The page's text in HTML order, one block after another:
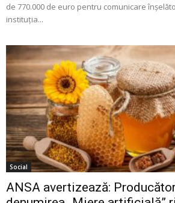
de 770.000 de euro pentru comunicare
instituţia...
Social
ANSA avertizează: